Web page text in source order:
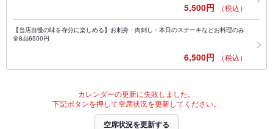
5,500円 （税込）
【当店自慢の味を存分に楽しめる】お刺身・肉刺し・本日のステーキなどお料理のみ
全8品6500円
6,500円 （税込）
カレンダーの更新に失敗しました。
下記ボタンを押して空席状況を更新してください。
空席状況を更新する